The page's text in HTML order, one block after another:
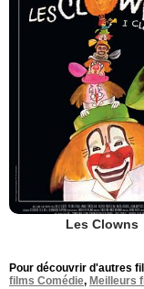
Les Clowns
Pour découvrir d'autres
films Comédie, Meilleurs